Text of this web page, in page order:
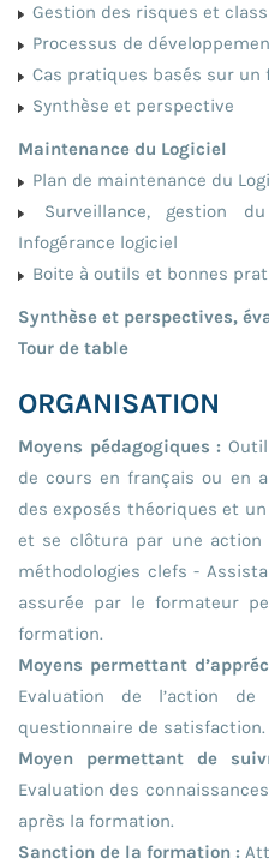
Gestion des risques et
Processus de
Cas pratiques basés sur un
Synthèse et perspective
Maintenance du Logiciel
Plan de maintenance du
Surveillance, gestion
Infogérance logiciel
Boite à outils et bonnes
Synthèse et perspectives,
Tour de table
ORGANISATION
Moyens pédagogiques :
de cours en français ou en
des exposés théoriques et
et se clôtura par une action
méthodologies clefs -
assurée par le formateur
formation.
Moyens permettant
Evaluation de l’action de
questionnaire de satisfaction.
Moyen permettant de
Evaluation des
après la formation.
Sanction de la formation :